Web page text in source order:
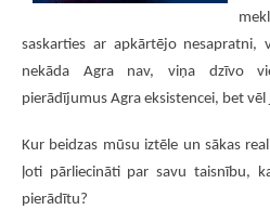
saskarties ar apkārtējo nesapratni,
nekāda Agra nav, viņa dzīvo
pierādījumus Agra eksistencei, bet
Kur beidzas mūsu iztēle un sākas
ļoti pārliecināti par savu taisnību,
pierādītu?